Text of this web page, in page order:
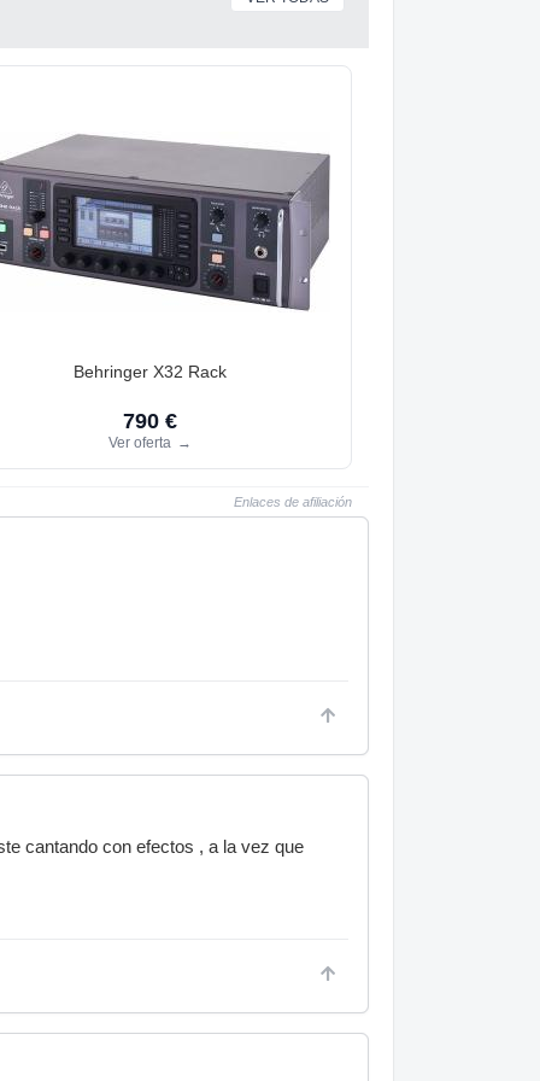
Behringer X32 Rack
790 €
Ver oferta →
Enlaces de afiliación
cantando con efectos , a la vez que